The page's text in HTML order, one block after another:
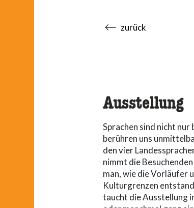
accessibility.sr-
zurück
Ausstellung
Sprachen sind nicht
berühren uns
den vier
nimmt die
man, wie die Vorläufer
Kulturgrenzen
taucht die Ausstellung